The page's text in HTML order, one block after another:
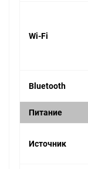
Wi-Fi
Bluetooth
Питание
Источник